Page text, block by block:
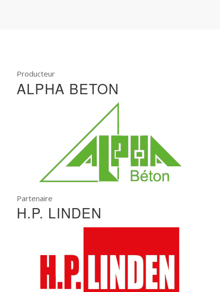
Producteur
ALPHA BETON
Partenaire
H.P. LINDEN